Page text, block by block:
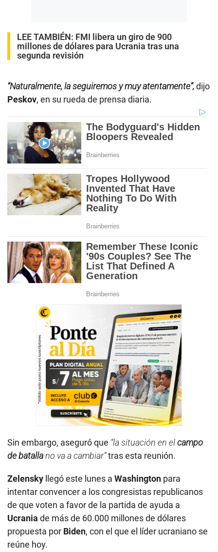
LEE TAMBIÉN: FMI libera un giro de 900
millones de dólares para Ucrania tras una
segunda revisión
“Naturalmente, la seguiremos y muy atentamente”,dijo
Peskov, en su rueda de prensa diaria.
Sin embargo, aseguró que “la situación en elcampo
de batallano va a cambiar”tras esta reunión.
Zelensky llegó este lunes a Washington para
intentar convencer a los congresistas republicanos
de que voten a favor de la partida de ayuda a
Ucrania de más de 60.000 millones de dólares
propuesta por Biden, con el que el líder ucraniano se
reúne hoy.